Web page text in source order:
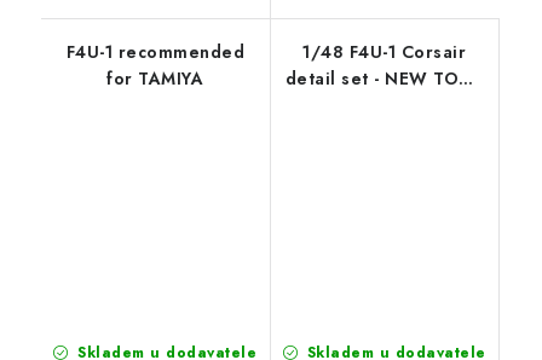
F4U-1 recommended
for TAMIYA
Skladem u dodavatele
1/48 F4U-1 Corsair
detail set - NEW TOOL
Skladem u dodavatele